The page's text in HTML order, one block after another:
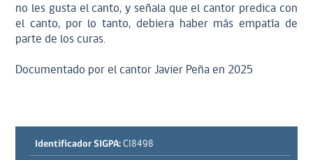
no les gusta el canto, y señala que el cantor predica con
el canto, por lo tanto, debiera haber más empatía de
parte de los curas.
Documentado por el cantor Javier Peña en 2025
Identificador SIGPA: CI8498